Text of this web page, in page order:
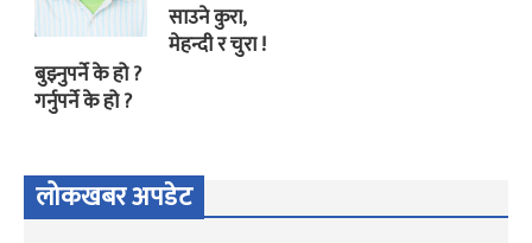
बुझ्नुपर्ने के हो ?
गर्नुपर्ने के हो ?
साउने कुरा,
मेहन्दी र चुरा !
लोकखबर अपडेट